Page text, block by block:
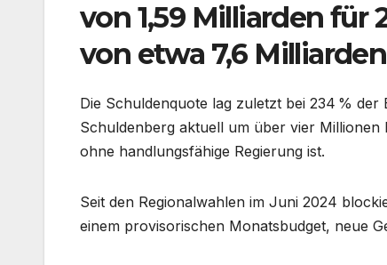
von 1,59 Milliarden für
von etwa 7,6
Die Schuldenquote lag zuletzt bei 234 %
Schuldenberg aktuell um über vier Millionen
ohne handlungsfähige Regierung ist.
Seit den Regionalwahlen im Juni 2024
einem provisorischen Monatsbudget, neue